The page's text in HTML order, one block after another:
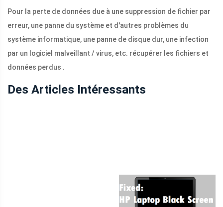
Pour la perte de données due à une suppression de fichier par
erreur, une panne du système et d'autres problèmes du
système informatique, une panne de disque dur, une infection
par un logiciel malveillant / virus, etc. récupérer les fichiers et
données perdus .
Des Articles Intéressants